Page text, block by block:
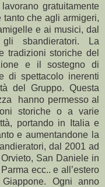
gratuitamente
che agli armigeri,
e ai musici, dal
sbandieratori. La
tradizioni storiche del
e il sostegno di
di spettacolo inerenti
del Gruppo. Questa
hanno permesso al
storiche o a varie
portando in Italia e
e aumentandone la
dal 2001 ad
San Daniele in
ecc.. e all’estero
Ogni anno